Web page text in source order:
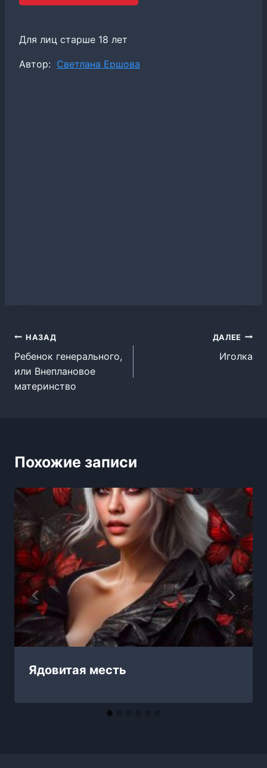
Для лиц старше 18 лет
Метки
Автор: Светлана Ершова
Навигация
по
записям
НАЗАД
Ребенок генерального,
или Внеплановое
материнство
ДАЛЕЕ
Иголка
Похожие записи
Ядовитая месть